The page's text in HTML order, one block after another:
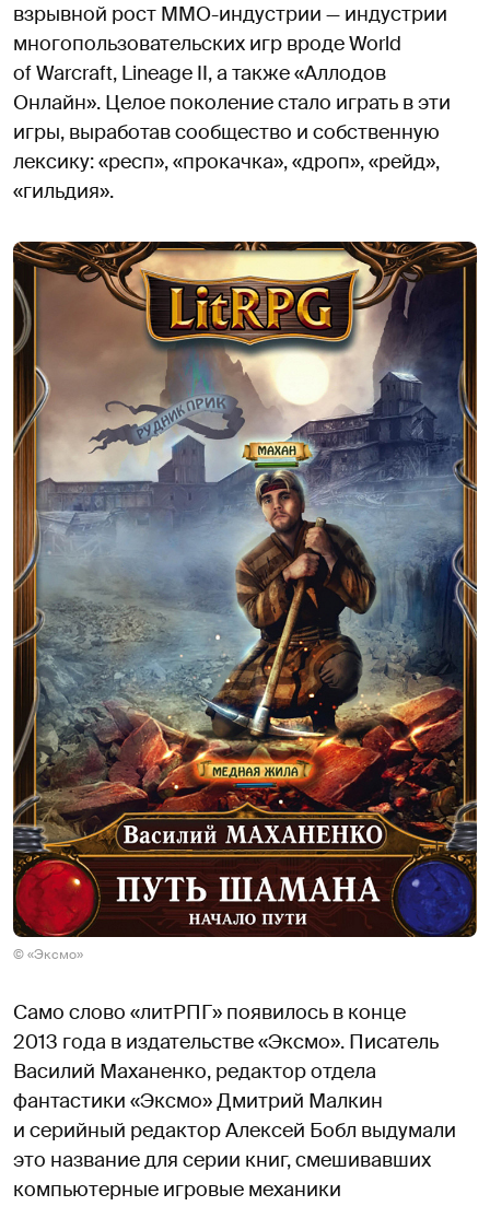
взрывной рост MMO-индустрии — индустрии
многопользовательских игр вроде World
of Warcraft, Lineage II, а также «Аллодов
Онлайн». Целое поколение стало играть в эти
игры, выработав сообщество и собственную
лексику: «респ», «прокачка», «дроп», «рейд»,
«гильдия».
© «Эксмо»
Само слово «литРПГ» появилось в конце
2013 года в издательстве «Эксмо». Писатель
Василий Маханенко, редактор отдела
фантастики «Эксмо» Дмитрий Малкин
и серийный редактор Алексей Бобл выдумали
это название для серии книг, смешивавших
компьютерные игровые механики